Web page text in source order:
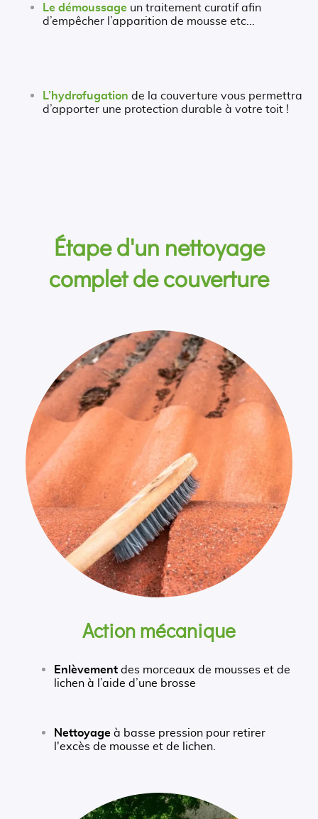
Le démoussage un traitement curatif afin
d’empêcher l’apparition de mousse etc...
L’hydrofugation de la couverture vous permettra
d’apporter une protection durable à votre toit !
Étape d'un nettoyage
complet de couverture
Action mécanique
Enlèvement des morceaux de mousses et de
lichen à l’aide d’une brosse
Nettoyage à basse pression pour retirer
l'excès de mousse et de lichen.